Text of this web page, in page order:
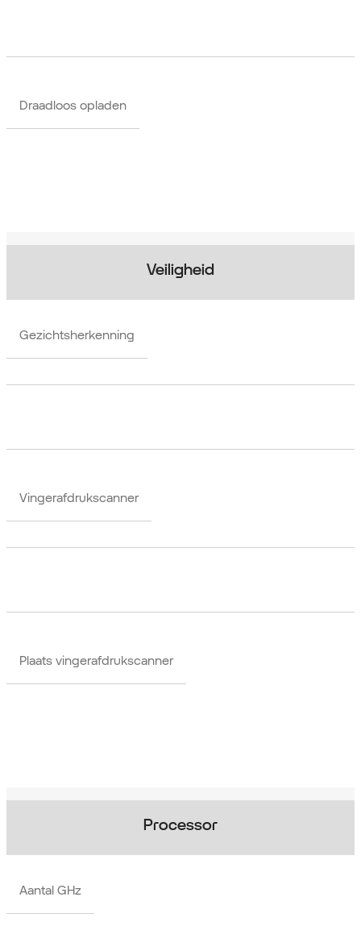
Draadloos opladen
Veiligheid
Gezichtsherkenning
Vingerafdrukscanner
Plaats vingerafdrukscanner
Processor
Aantal GHz